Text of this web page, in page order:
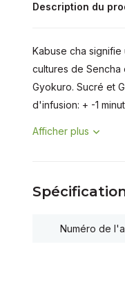
Description du
Kabuse cha
cultures de Sencha
Gyokuro. Sucré et
d'infusion: + -1
Afficher plus
Numéro de